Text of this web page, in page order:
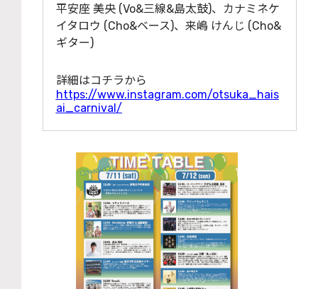
平安座 美央 (Vo&三線&島太鼓)、カナミネケ
イタロウ (Cho&ベース)、来嶋 けんじ (Cho&
ギター)
詳細はコチラから
https://www.instagram.com/otsuka_hais
ai_carnival/